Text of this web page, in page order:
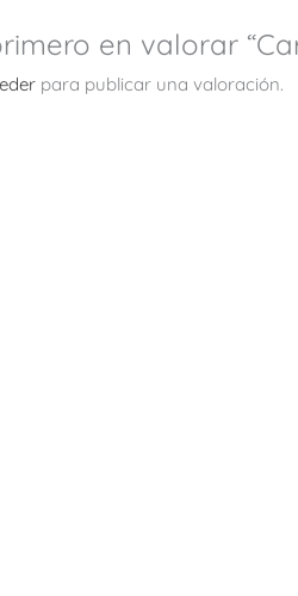
en valorar
para publicar una valoración.